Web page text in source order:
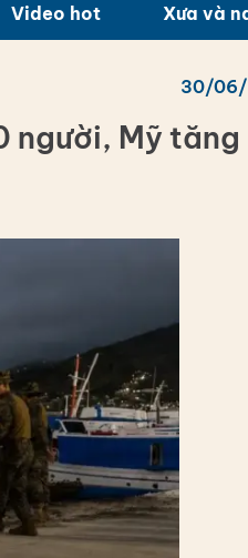
Video hot Xưa và
30/
người, Mỹ tăng